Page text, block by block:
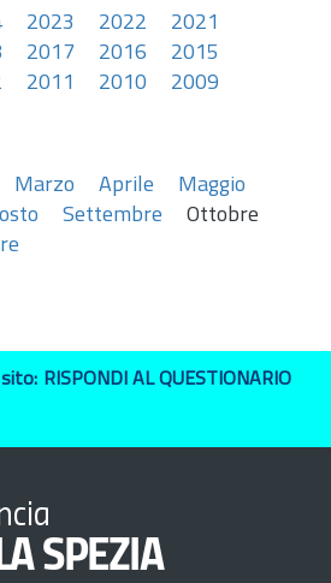
2023 2022
2021
2017 2016
2015
2011 2010
2009
Marzo Aprile
Maggio
Settembre
Ottobre
RISPONDI AL QUESTIONARIO
SPEZIA